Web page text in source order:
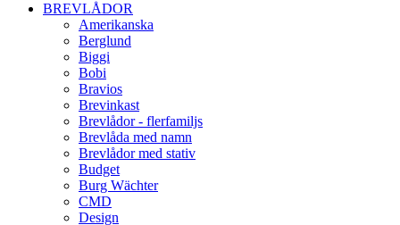
BREVLÅDOR
Amerikanska
Berglund
Biggi
Bobi
Bravios
Brevinkast
Brevlådor - flerfamiljs
Brevlåda med namn
Brevlådor med stativ
Budget
Burg Wächter
CMD
Design